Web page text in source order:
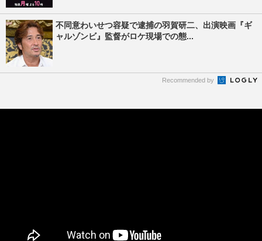
不同意わいせつ容疑で逮捕の羽賀研二、出演映画『ギ
ャルゾンビ』監督がロケ現場での態...
Recommended by